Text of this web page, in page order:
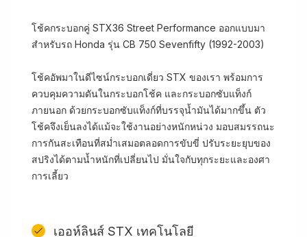
โช้คกระบอกคู่ STX36 Street Performance ออกแบบมา
สำหรับรถ Honda รุ่น CB 750 Sevenfifty (1992-2003)
โช้คอัพมาในดีไซน์กระบอกเดี่ยว STX ของเรา พร้อมการ
ควบคุมความดันในกระบอกโช้ค และกระบอกซับแท็งก์
ภายนอก ด้วยกระบอกซับแท็งก์ที่บรรจุน้ำมันได้มากขึ้น ตัว
โช้คจึงเย็นลงได้แม้จะใช้งานอย่างหนักหน่วง มอบสมรรถนะ
การกันสะเทือนที่สม่ำเสมอตลอดการขับขี่ ปรับระยะยุบของ
สปริงได้ตามน้ำหนักที่เปลี่ยนไป มั่นใจกับทุกระยะและองศา
การเลี้ยว
เออห์ลินส์ STX เทคโนโลยี